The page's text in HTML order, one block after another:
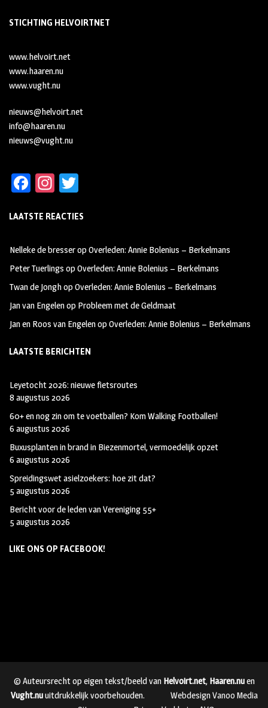
STICHTING HELVOIRTNET
www.helvoirt.net
www.haaren.nu
www.vught.nu
nieuws@helvoirt.net
info@haaren.nu
nieuws@vught.nu
Fa
b
oo
k
In
ag
m
tt
LAATSTE REACTIES
Nelleke de bresseropOverleden: Annie Bolenius – Berkelmans
Peter Tuerlings opOverleden: Annie Bolenius – Berkelmans
Twan de JonghopOverleden: Annie Bolenius – Berkelmans
Jan van Engelenop Probleem met de Geldmaat
Jan en Roos van EngelenopOverleden: Annie Bolenius – Berkelmans
LAATSTE BERICHTEN
Leyetocht 2026: nieuwe fietsroutes
8 augustus 2026
60+ en nog zin om te voetballen? Kom Walking Footballen!
6 augustus 2026
Buxusplanten in brand in Biezenmortel, vermoedelijk opzet
6 augustus 2026
Spreidingswet asielzoekers: hoe zit dat?
5 augustus 2026
Bericht voor de leden van Vereniging 55+
5 augustus 2026
LIKE ONS OP FACEBOOK!
© Auteursrecht op eigen tekst/beeld van Helvoirt.net, Haaren.nuen
Vught.nuuitdrukkelijk voorbehouden.
Webdesign Vanoo Media